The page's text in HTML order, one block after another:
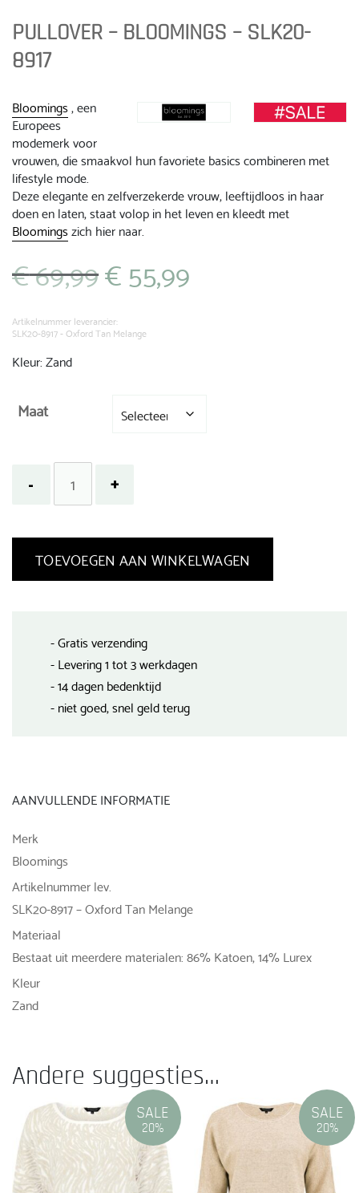
PULLOVER – BLOOMINGS – SLK20-
8917
Bloomings, een
Europees
modemerk voor
vrouwen, die smaakvol hun favoriete basics combineren met
lifestyle mode.
Deze elegante en zelfverzekerde vrouw, leeftijdloos in haar
doen en laten, staat volop in het leven en kleedt met
Bloomingszich hier naar.
€69,99 Oorspronkelijke
prijs
€ 69,99.
€55,99
Artikelnummer leverancier:
SLK20-8917 - Oxford Tan Melange
Kleur: Zand
Maat
TOEVOEGEN AAN WINKELWAGEN
- Gratis verzending
- Levering 1 tot 3 werkdagen
- 14 dagen bedenktijd
- niet goed, snel geld terug
AANVULLENDE INFORMATIE
Merk
Bloomings
Artikelnummer lev.
SLK20-8917 – Oxford Tan Melange
Materiaal
Bestaat uit meerdere materialen: 86% Katoen, 14% Lurex
Kleur
Zand
Andere suggesties…
SALE
20%
SALE
20%